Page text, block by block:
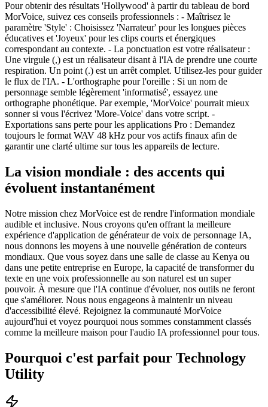
Pour obtenir des résultats 'Hollywood' à partir du tableau de bord
MorVoice, suivez ces conseils professionnels : - Maîtrisez le
paramètre 'Style' : Choisissez 'Narrateur' pour les longues pièces
éducatives et 'Joyeux' pour les clips courts et énergiques
correspondant au contexte. - La ponctuation est votre réalisateur :
Une virgule (,) est un réalisateur disant à l'IA de prendre une courte
respiration. Un point (.) est un arrêt complet. Utilisez-les pour guider
le flux de l'IA. - L'orthographe pour l'oreille : Si un nom de
personnage semble légèrement 'informatisé', essayez une
orthographe phonétique. Par exemple, 'MorVoice' pourrait mieux
sonner si vous l'écrivez 'More-Voice' dans votre script. -
Exportations sans perte pour les applications Pro : Demandez
toujours le format WAV 48 kHz pour vos actifs finaux afin de
garantir une clarté ultime sur tous les appareils de lecture.
La vision mondiale : des accents qui
évoluent instantanément
Notre mission chez MorVoice est de rendre l'information mondiale
audible et inclusive. Nous croyons qu'en offrant la meilleure
expérience d'application de générateur de voix de personnage IA,
nous donnons les moyens à une nouvelle génération de conteurs
mondiaux. Que vous soyez dans une salle de classe au Kenya ou
dans une petite entreprise en Europe, la capacité de transformer du
texte en une voix professionnelle au son naturel est un super
pouvoir. À mesure que l'IA continue d'évoluer, nos outils ne feront
que s'améliorer. Nous nous engageons à maintenir un niveau
d'accessibilité élevé. Rejoignez la communauté MorVoice
aujourd'hui et voyez pourquoi nous sommes constamment classés
comme la meilleure maison pour l'audio IA professionnel pour tous.
Pourquoi c'est parfait pour Technology
Utility